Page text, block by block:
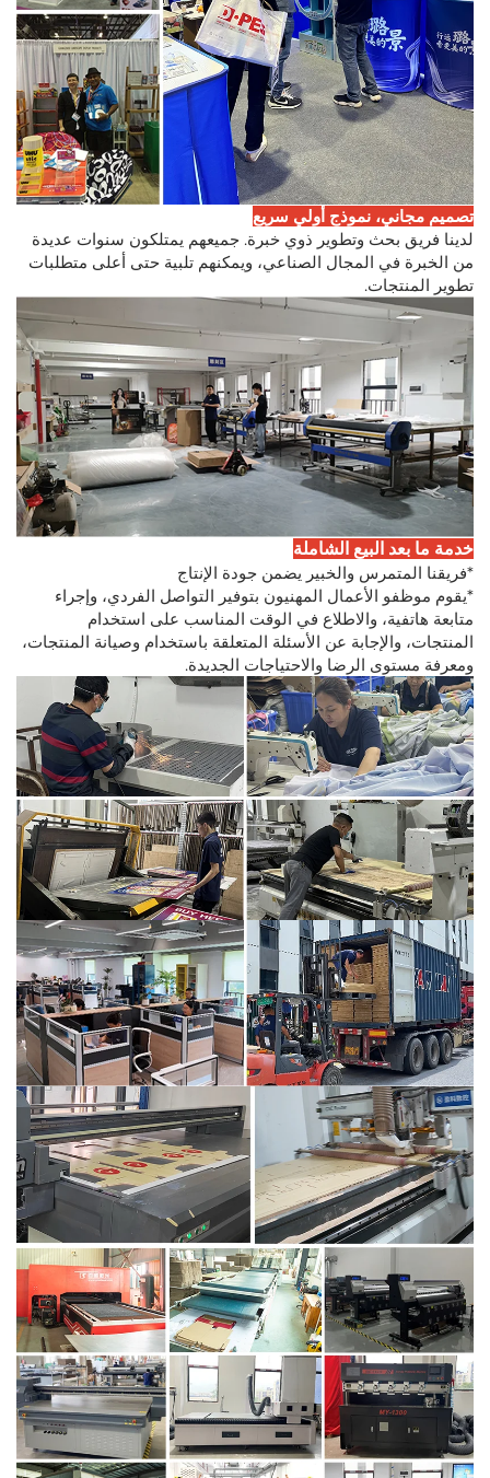
تصميم مجاني، نموذج أولي سريع
لدينا فريق بحث وتطوير ذوي خبرة. جميعهم يمتلكون سنوات عديدة
من الخبرة في المجال الصناعي، ويمكنهم تلبية حتى أعلى متطلبات
تطوير المنتجات.
خدمة ما بعد البيع الشاملة
*فريقنا المتمرس والخبير يضمن جودة الإنتاج
*يقوم موظفو الأعمال المهنيون بتوفير التواصل الفردي، وإجراء
متابعة هاتفية، والاطلاع في الوقت المناسب على استخدام
المنتجات، والإجابة عن الأسئلة المتعلقة باستخدام وصيانة المنتجات،
ومعرفة مستوى الرضا والاحتياجات الجديدة.